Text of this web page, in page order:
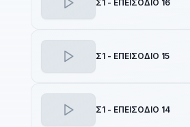
Σ1 - ΕΠΕΙΣΟΔΙΟ 16
Σ1 - ΕΠΕΙΣΟΔΙΟ 15
Σ1 - ΕΠΕΙΣΟΔΙΟ 14